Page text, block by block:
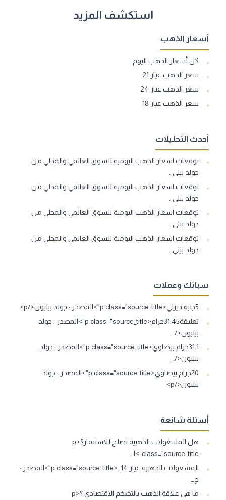
استكشف المزيد
أسعار الذهب
كل أسعار الذهب اليوم
سعر الذهب عيار 21
سعر الذهب عيار 24
سعر الذهب عيار 18
أحدث التحليلات
توقعات اسعار الذهب اليومية للسوق العالمي والمحلي من
جولد بيلي…
توقعات اسعار الذهب اليومية للسوق العالمي والمحلي من
جولد بيلي…
توقعات اسعار الذهب اليومية للسوق العالمي والمحلي من
جولد بيلي…
توقعات اسعار الذهب اليومية للسوق العالمي والمحلي من
جولد بيلي…
سبائك وعملات
5جنيه ديزني<p class="source_title">المصدر : جولد بيليون</p>
تعليقة31.45جرام<p class="source_title">المصدر : جولد
بيليون</…
31.1جرام بيضاوي<p class="source_title">المصدر : جولد
بيليون</…
20جرام بيضاوي<p class="source_title">المصدر : جولد
بيليون</p>
أسئلة شائعة
هل المشغولات الذهبية تصلح للاستثمار؟<p
class="source_title">ا…
المشغولات الذهبية عيار 14..<p class="source_title">المصدر :
ج…
ما هي علاقة الذهب بالتضخم الاقتصادي ؟<p